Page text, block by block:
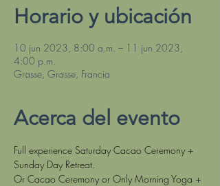
Horario y ubicación
10 jun 2023, 8:00 a.m. – 11 jun 2023,
4:00 p.m.
Grasse, Grasse, Francia
Acerca del evento
Full experience Saturday Cacao Ceremony +
Sunday Day Retreat.
Or Cacao Ceremony or Only Morning Yoga +